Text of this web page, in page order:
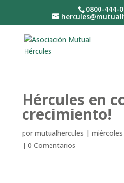
0800-444-
Hércules en
crecimiento!
por mutualhercules | miércoles
| 0 Comentarios